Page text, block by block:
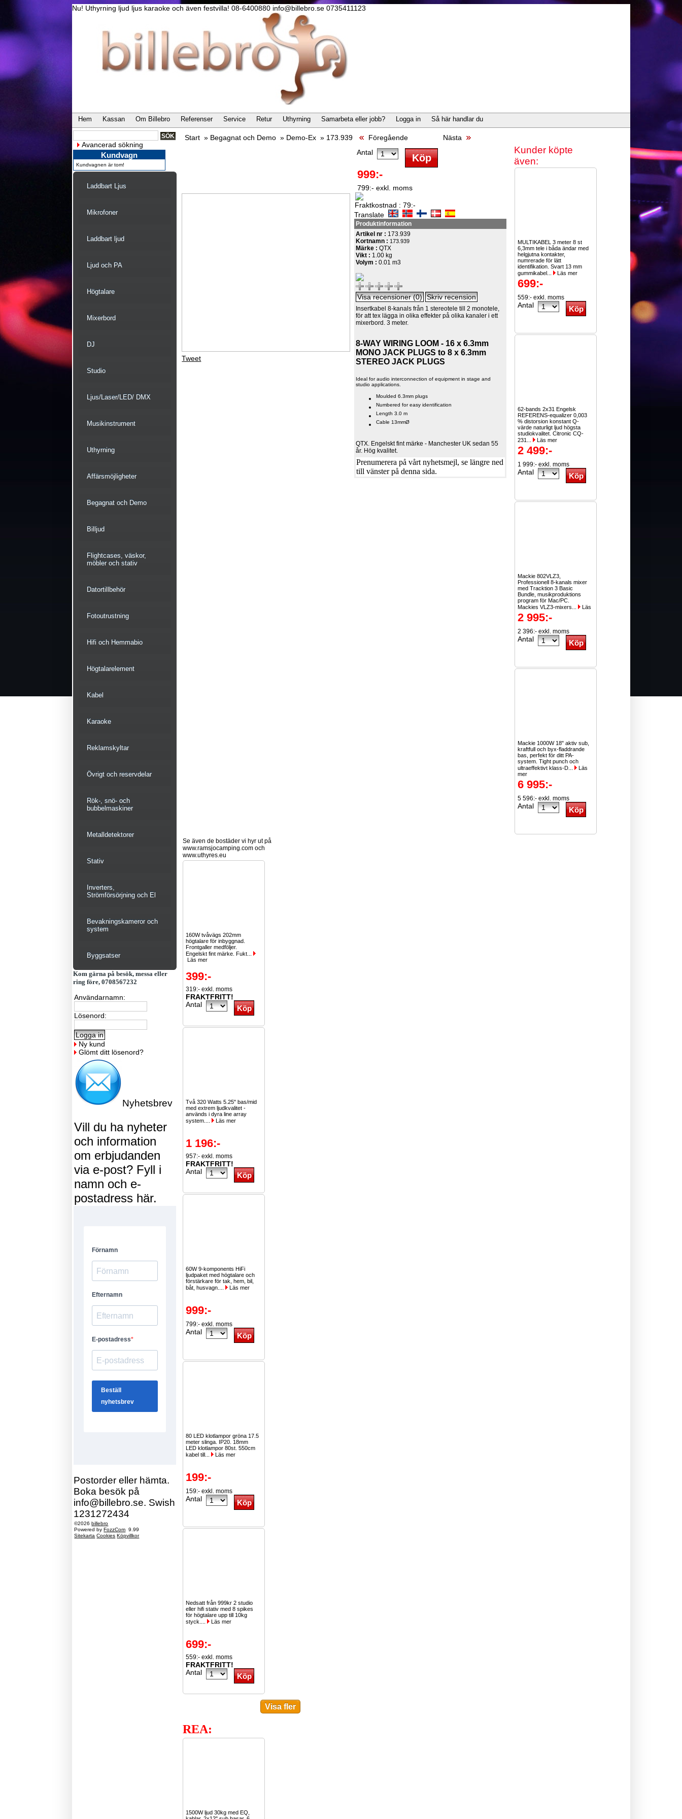
Nu! Uthyrning ljud ljus karaoke och även festvilla! 08-6400880 info@billebro.se 0735411123
Hem Kassan Om Billebro Referenser Service Retur Uthyrning Samarbeta eller jobb? Logga in Så här handlar du
Avancerad sökning
Kundvagn
Kundvagnen är tom!
Laddbart Ljus
Mikrofoner
Laddbart ljud
Ljud och PA
Högtalare
Mixerbord
DJ
Studio
Ljus/Laser/LED/ DMX
Musikinstrument
Uthyrning
Affärsmöjligheter
Begagnat och Demo
Billjud
Flightcases, väskor,
möbler och stativ
Datortillbehör
Fotoutrustning
Hifi och Hemmabio
Högtalarelement
Kabel
Karaoke
Reklamskyltar
Övrigt och reservdelar
Rök-, snö- och
bubbelmaskiner
Metalldetektorer
Stativ
Inverters,
Strömförsörjning och El
Bevakningskameror och
system
Byggsatser
Kom gärna på besök, messa eller
ring före, 0708567232
Användarnamn:
Lösenord:
Ny kund
Glömt ditt lösenord?
Nyhetsbrev
Vill du ha nyheter
och information
om erbjudanden
via e-post? Fyll i
namn och e-
postadress här.
Postorder eller hämta.
Boka besök på
info@billebro.se. Swish
1231272434
©2026billebro
Powered byFozzCom 9.99
Sitekarta Cookies Köpvillkor
Start » Begagnat och Demo » Demo-Ex » 173.939 Föregående Nästa
Tweet
Antal
999:-
799:- exkl. moms
Fraktkostnad : 79:-
Translate
Produktinformation
Artikel nr : 173.939
Kortnamn :173.939
Märke :QTX
Vikt : 1.00 kg
Volym :0.01 m3
Insertkabel 8-kanals från 1 stereotele till 2 monotele,
för att tex lägga in olika effekter på olika kanaler i ett
mixerbord. 3 meter.
8-WAY WIRING LOOM - 16 x 6.3mm
MONO JACK PLUGS to 8 x 6.3mm
STEREO JACK PLUGS
Ideal for audio interconnection of equipment in stage and
studio applications.
Moulded 6.3mm plugs
Numbered for easy identification
Length 3.0 m
Cable 13mmØ
QTX. Engelskt fint märke - Manchester UK sedan 55
år. Hög kvalitet.
Prenumerera på vårt nyhetsmejl, se längre ned
till vänster på denna sida.
Kunder köpte
även:
MULTIKABEL 3 meter 8 st
6,3mm tele i båda ändar med
helgjutna kontakter,
numrerade för lätt
identifikation. Svart 13 mm
gummikabel...
Läs mer
699:-
559:- exkl. moms
Antal
62-bands 2x31 Engelsk
REFERENS-equalizer 0,003
% distorsion konstant Q-
värde naturligt ljud högsta
studiokvalitet. Citronic CQ-
231...
Läs mer
2 499:-
1 999:- exkl. moms
Antal
Mackie 802VLZ3,
Professionell 8-kanals mixer
med Tracktion 3 Basic
Bundle, musikproduktions
program för Mac/PC.
Mackies VLZ3-mixers...
Läs
mer
2 995:-
2 396:- exkl. moms
Antal
Mackie 1000W 18" aktiv sub,
kraftfull och byx-fladdrande
bas, perfekt för ditt PA-
system. Tight punch och
ultraeffektivt klass-D...
Läs
mer
6 995:-
5 596:- exkl. moms
Antal
Se även de bostäder vi hyr ut på
www.ramsjocamping.com och
www.uthyres.eu
160W tvåvägs 202mm
högtalare för inbyggnad.
Frontgaller medföljer.
Engelskt fint märke. Fukt...
Läs mer
399:-
319:- exkl. moms
FRAKTFRITT!
Antal
Två 320 Watts 5.25" bas/mid
med extrem ljudkvalitet -
används i dyra line array
system....
Läs mer
1 196:-
957:- exkl. moms
FRAKTFRITT!
Antal
60W 9-komponents HiFi
ljudpaket med högtalare och
förstärkare för tak, hem, bil,
båt, husvagn....
Läs mer
999:-
799:- exkl. moms
Antal
80 LED klotlampor gröna 17.5
meter slinga. IP20. 18mm
LED klotlampor 80st. 550cm
kabel till...
Läs mer
199:-
159:- exkl. moms
Antal
Nedsatt från 999kr 2 studio
eller hifi stativ med 8 spikes
för högtalare upp till 10kg
styck....
Läs mer
699:-
559:- exkl. moms
FRAKTFRITT!
Antal
REA:
1500W ljud 30kg med EQ,